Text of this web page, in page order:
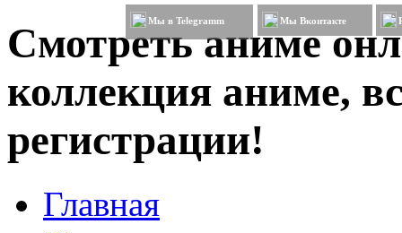
Смотреть аниме
коллекция аниме,
регистрации!
Мы в Telegramm Мы Вконтакте
Главная